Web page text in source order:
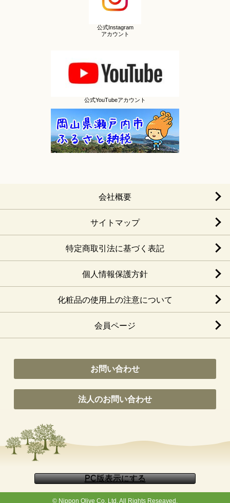
公式Instagram
アカウント
公式YouTubeアカウント
会社概要
サイトマップ
特定商取引法に基づく表記
個人情報保護方針
化粧品の使用上の注意について
会員ページ
お問い合わせ
法人のお問い合わせ
© Nippon Olive Co, Ltd. All Rights Reseaved.